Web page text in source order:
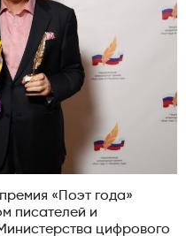
«Поэт года»
писателей и
цифрового